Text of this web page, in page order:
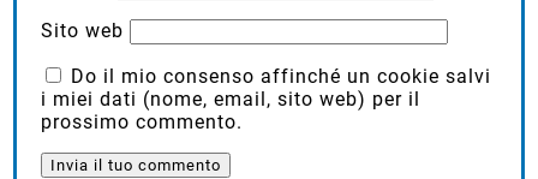
Sito web
Do il mio consenso affinché un cookie salvi
i miei dati (nome, email, sito web) per il
prossimo commento.